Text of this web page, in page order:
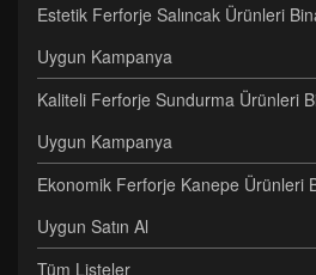
Estetik Ferforje Salıncak Ürünleri
Uygun Kampanya
Kaliteli Ferforje Sundurma Ürünleri
Uygun Kampanya
Ekonomik Ferforje Kanepe Ürünleri
Uygun Satın Al
Tüm Listeler